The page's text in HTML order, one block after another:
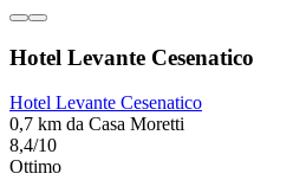
Hotel Levante Cesenatico
Hotel Levante Cesenatico
0,7 km da Casa Moretti
8,4/10
Ottimo